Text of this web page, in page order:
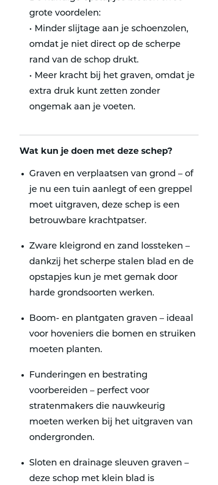
grote voordelen:
• Minder slijtage aan je schoenzolen,
omdat je niet direct op de scherpe
rand van de schop drukt.
• Meer kracht bij het graven, omdat je
extra druk kunt zetten zonder
ongemak aan je voeten.
Wat kun je doen met deze schep?
Graven en verplaatsen van grond – of
je nu een tuin aanlegt of een greppel
moet uitgraven, deze schep is een
betrouwbare krachtpatser.
Zware kleigrond en zand lossteken –
dankzij het scherpe stalen blad en de
opstapjes kun je met gemak door
harde grondsoorten werken.
Boom- en plantgaten graven – ideaal
voor hoveniers die bomen en struiken
moeten planten.
Funderingen en bestrating
voorbereiden – perfect voor
stratenmakers die nauwkeurig
moeten werken bij het uitgraven van
ondergronden.
Sloten en drainage sleuven graven –
deze schop met klein blad is